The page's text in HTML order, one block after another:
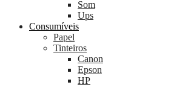
Som
Ups
Consumíveis
Papel
Tinteiros
Canon
Epson
HP